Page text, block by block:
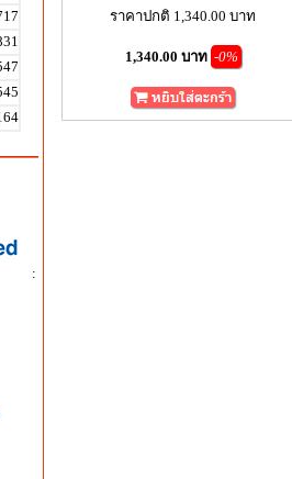
:
ราคาปกติ 1,340.00 บาท
1,340.00 บาท -0%